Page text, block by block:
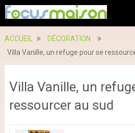
ACCUEIL
DÉCORATION
Villa Vanille, un refuge pour se
Villa Vanille, un
ressourcer au sud